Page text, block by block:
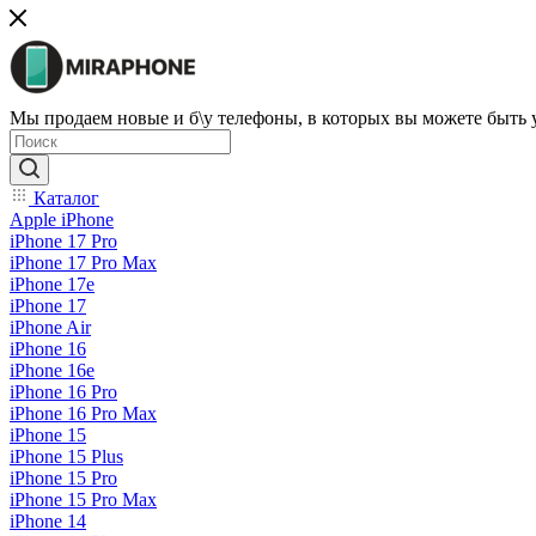
Мы продаем новые и б\у телефоны, в которых вы можете быть
Каталог
Apple iPhone
iPhone 17 Pro
iPhone 17 Pro Max
iPhone 17e
iPhone 17
iPhone Air
iPhone 16
iPhone 16e
iPhone 16 Pro
iPhone 16 Pro Max
iPhone 15
iPhone 15 Plus
iPhone 15 Pro
iPhone 15 Pro Max
iPhone 14